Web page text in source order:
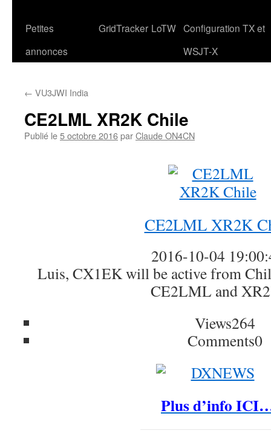
Petites
annonces
GridTracker LoTW Configuration TX et
WSJT-X
← VU3JWI India
CE2LML XR2K Chile
Publié le5 octobre 2016parClaude ON4CN
CE2LML XR2K
2016-10-04
Luis, CX1EK will be active from
CE2LML and
Views264
Comments0
Plus d’info